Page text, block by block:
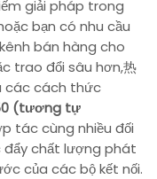
giải pháp trong
bạn có nhu cầu
bán hàng cho
trao đổi sâu hơn,热
các cách thức
(tương tự
tác cùng nhiều đối
chất lượng phát
của các bộ kết nối.